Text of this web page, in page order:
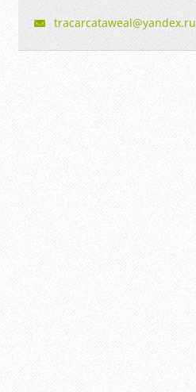
tracarcataweal@yandex.ru